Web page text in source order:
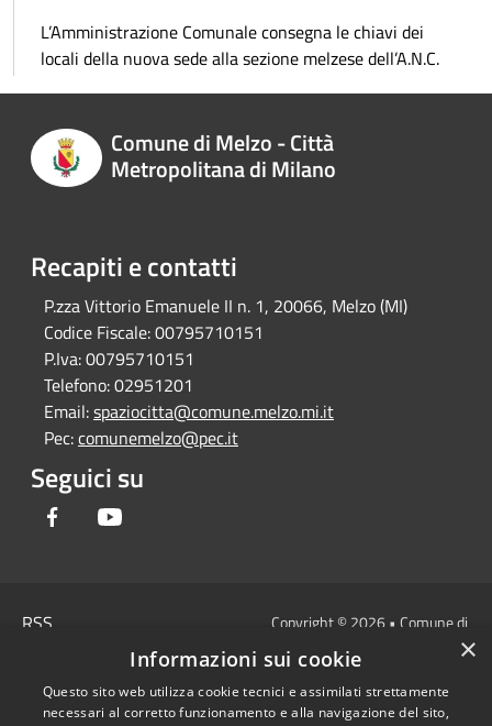
L’Amministrazione Comunale consegna le chiavi dei
locali della nuova sede alla sezione melzese dell’A.N.C.
Comune di Melzo - Città
Metropolitana di Milano
Recapiti e contatti
P.zza Vittorio Emanuele II n. 1, 20066, Melzo (MI)
Codice Fiscale:00795710151
P.Iva:00795710151
Telefono:02951201
Email:spaziocitta@comune.melzo.mi.it
Pec:comunemelzo@pec.it
Seguici su
Facebook
RSS
Cookie
Copyright © 2026 • Comune di
Melzo - Città Metropolitana di
Milano • Powered by
Municipium•Accesso
×
Informazioni sui cookie
Questo sito web utilizza cookie tecnici e assimilati strettamente
necessari al corretto funzionamento e alla navigazione del sito,